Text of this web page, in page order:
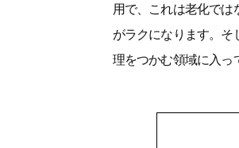
用で、これは老化で
がラクになります。そ
理をつかむ領域に入っ